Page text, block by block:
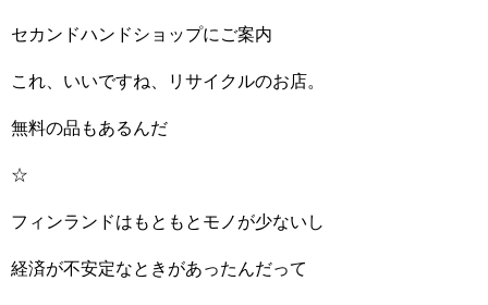
セカンドハンドショップにご案内
これ、いいですね、リサイクルのお店。
無料の品もあるんだ
☆
フィンランドはもともとモノが少ないし
経済が不安定なときがあったんだって